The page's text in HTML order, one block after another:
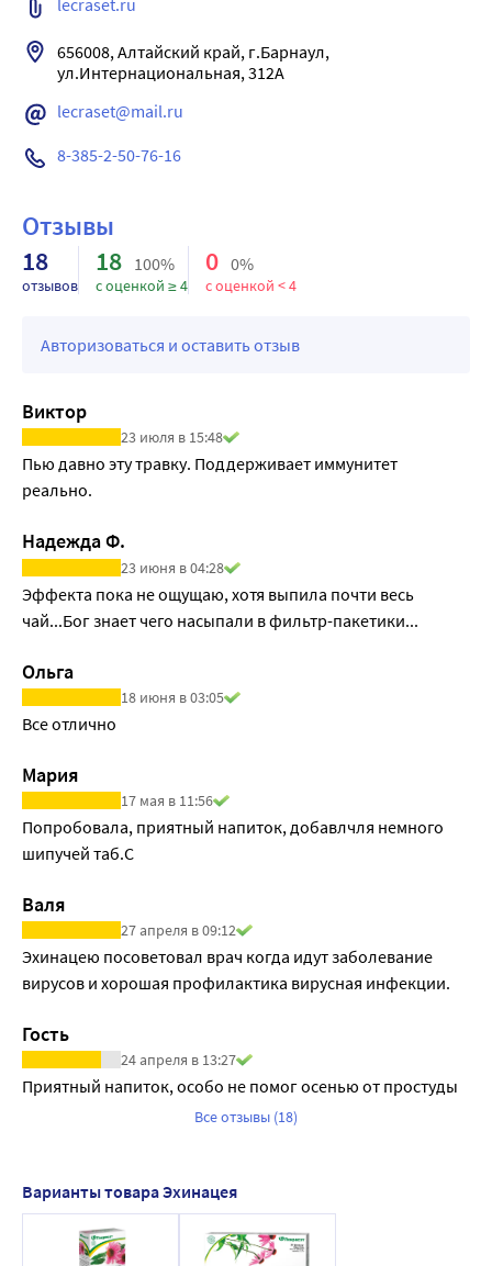
Биологически активная добавка к пище
lecraset.ru
656008, Алтайский край, г.Барнаул,
lecraset@mail.ru
8-385-2-50-76-16
Отзывы
18
отзывов
18 100%
с оценкой ≥ 4
0 0%
с оценкой < 4
Авторизоваться и оставить отзыв
Виктор
23 июля в 15:48
Пью давно эту травку. Поддерживает иммунитет
реально.
Надежда Ф.
23 июня в 04:28
Эффекта пока не ощущаю, хотя выпила почти весь
чай...Бог знает чего насыпали в фильтр-пакетики...
Ольга
18 июня в 03:05
Все отлично
Мария
17 мая в 11:56
Попробовала, приятный напиток, добавлчля немного
шипучей таб.С
Валя
27 апреля в 09:12
Эхинацею посоветовал врач когда идут заболевание
вирусов и хорошая профилактика вирусная инфекции.
Гость
24 апреля в 13:27
Приятный напиток, особо не помог осенью от простуды
Все отзывы (18)
Варианты товара Эхинацея